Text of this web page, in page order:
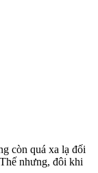
còn quá xa lạ đối
nhưng, đôi khi